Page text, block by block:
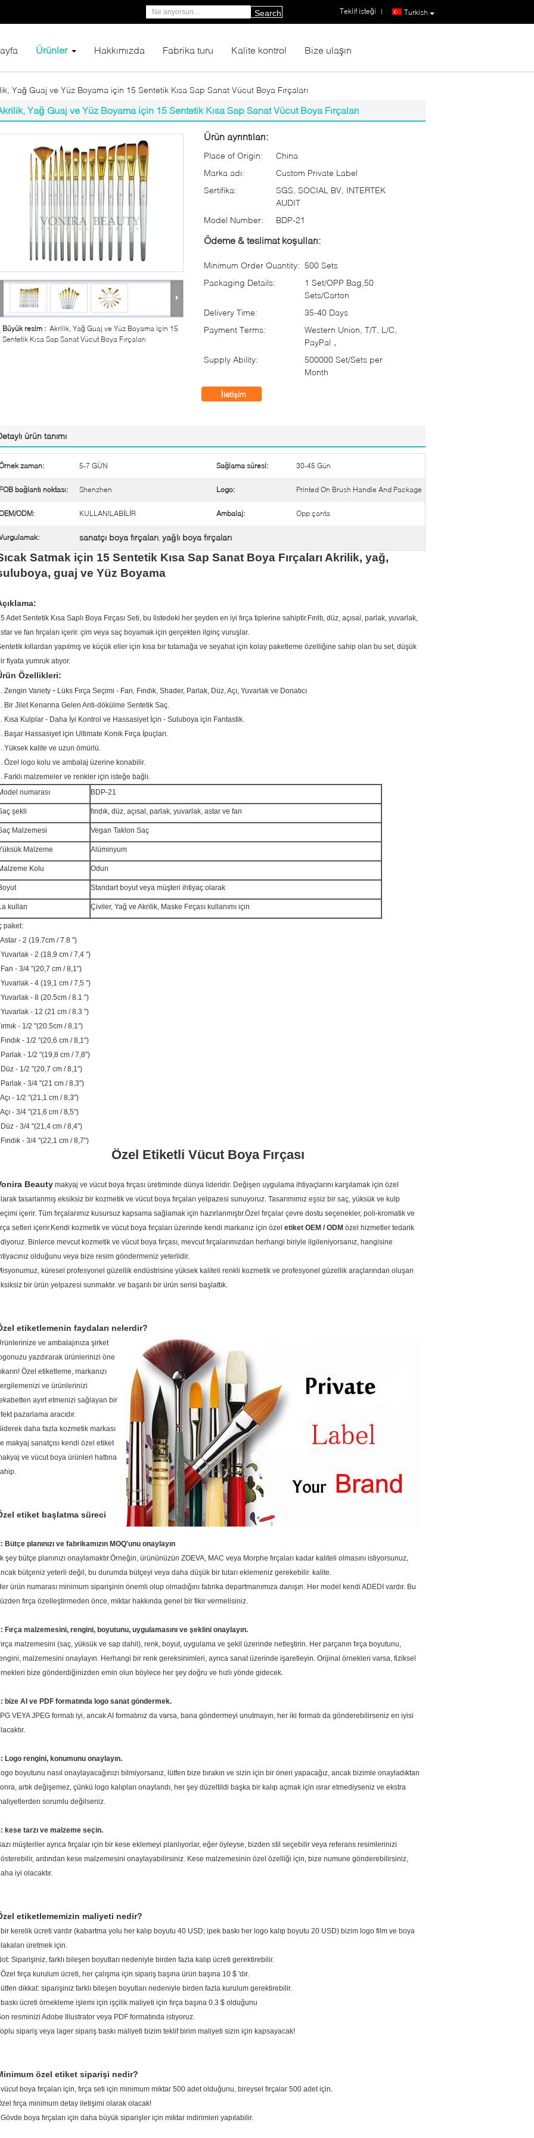
Turkish
Teklif isteği |
Search
Ürünler Hakkımızda Fabrika turu Kalite kontrol Bize ulaşın
Yağ Guaj ve Yüz Boyama için 15 Sentetik Kısa Sap Sanat Vücut Boya Fırçaları
Yağ Guaj ve Yüz Boyama için 15 Sentetik Kısa Sap Sanat Vücut Boya Fırçaları
Büyük resim : Akrilik, Yağ Guaj ve Yüz Boyama için 15
Sentetik Kısa Sap Sanat Vücut Boya Fırçaları
Ürün ayrıntıları:
Place of Origin:
China
Marka adı:
Custom Private Label
Sertifika:
SGS, SOCIAL BV, INTERTEK
AUDIT
Model Number:
BDP-21
Ödeme & teslimat koşulları:
Minimum Order Quantity: 500 Sets
Packaging Details:
1 Set/OPP Bag,50
Sets/Carton
Delivery Time:
35-40 Days
Payment Terms:
Western Union, T/T, L/C,
PayPal，
Supply Ability:
500000 Set/Sets per
Month
İletişim
ürün tanımı
zaman: 5-7 GÜN Sağlama süresi: 30-45 Gün
FOB bağlantı noktası: Shenzhen Logo: Printed On Brush Handle And Package
ODM: KULLANILABİLİR Ambalaj: Opp çanta
sanatçı boya fırçaları, yağlı boya fırçaları
Satmak için 15 Sentetik Kısa Sap Sanat Boya Fırçaları Akrilik, yağ,
guaj ve Yüz Boyama
Adet Sentetik Kısa Saplı Boya Fırçası Seti, bu listedeki her şeyden en iyi fırça tiplerine sahiptir.Fırıltı, düz, açısal, parlak, yuvarlak,
ve fan fırçaları içerir. çim veya saç boyamak için gerçekten ilginç vuruşlar.
kıllardan yapılmış ve küçük eller için kısa bir tutamağa ve seyahat için kolay paketleme özelliğine sahip olan bu set, düşük
fiyata yumruk atıyor.
Özellikleri:
Zengin Variety - Lüks Fırça Seçimi - Fan, Fındık, Shader, Parlak, Düz, Açı, Yuvarlak ve Donatıcı
Bir Jilet Kenarına Gelen Anti-dökülme Sentetik Saç.
Kısa Kulplar - Daha İyi Kontrol ve Hassasiyet İçin - Suluboya için Fantastik.
Başar Hassasiyet için Ultimate Konik Fırça İpuçları.
Yüksek kalite ve uzun ömürlü.
Özel logo kolu ve ambalaj üzerine konabilir.
Farklı malzemeler ve renkler için isteğe bağlı.
numarası
BDP-21
şekli fındık, düz, açısal, parlak, yuvarlak, astar ve fan
Malzemesi Vegan Taklon Saç
Malzeme Alüminyum
Kolu Odun
Standart boyut veya müşteri ihtiyaç olarak
kullan Çiviler, Yağ ve Akrilik, Maske Fırçası kullanımı için
paket:
- 2 (19.7cm / 7.8 ")
- 2 (18,9 cm / 7,4 ")
- 3/4 "(20,7 cm / 8,1")
- 4 (19,1 cm / 7,5 ")
- 8 (20.5cm / 8.1 ")
- 12 (21 cm / 8.3 ")
- 1/2 "(20.5cm / 8.1")
- 1/2 "(20,6 cm / 8,1")
- 1/2 "(19,8 cm / 7,8")
- 1/2 "(20,7 cm / 8,1")
- 3/4 "(21 cm / 8,3")
- 1/2 "(21,1 cm / 8,3")
- 3/4 "(21,6 cm / 8,5")
- 3/4 "(21,4 cm / 8,4")
- 3/4 "(22,1 cm / 8,7")
Özel Etiketli Vücut Boya Fırçası
Beauty makyaj ve vücut boya fırçası üretiminde dünya lideridir. Değişen uygulama ihtiyaçlarını karşılamak için özel
tasarlanmış eksiksiz bir kozmetik ve vücut boya fırçaları yelpazesi sunuyoruz. Tasarımımız eşsiz bir saç, yüksük ve kulp
içerir. Tüm fırçalarımız kusursuz kapsama sağlamak için hazırlanmıştır.Özel fırçalar çevre dostu seçenekler, poli-kromatik ve
setleri içerir.Kendi kozmetik ve vücut boya fırçaları üzerinde kendi markanız için özel etiket OEM / ODM özel hizmetler tedarik
Binlerce mevcut kozmetik ve vücut boya fırçası, mevcut fırçalarımızdan herhangi biriyle ilgileniyorsanız, hangisine
olduğunu veya bize resim göndermeniz yeterlidir.
küresel profesyonel güzellik endüstrisine yüksek kaliteli renkli kozmetik ve profesyonel güzellik araçlarından oluşan
bir ürün yelpazesi sunmaktır. ve başarılı bir ürün serisi başlattık.
etiketlemenin faydaları nelerdir?
ve ambalajınıza şirket
yazdırarak ürünlerinizi öne
Özel etiketleme, markanızı
ve ürünlerinizi
ayırt etmenizi sağlayan bir
pazarlama aracıdır.
daha fazla kozmetik markası
makyaj sanatçısı kendi özel etiket
ve vücut boya ürünleri hattına
etiket başlatma süreci
Bütçe planınızı ve fabrikamızın MOQ'unu onaylayın
İlk şey bütçe planınızı onaylamaktır.Örneğin, ürününüzün ZOEVA, MAC veya Morphe fırçaları kadar kaliteli olmasını istiyorsunuz,
bütçeniz yeterli değil, bu durumda bütçeyi veya daha düşük bir tutarı eklemeniz gerekebilir. kalite.
ürün numarası minimum siparişinin önemli olup olmadığını fabrika departmanımıza danışın. Her model kendi ADEDI vardır. Bu
fırça özelleştirmeden önce, miktar hakkında genel bir fikir vermelisiniz.
Fırça malzemesini, rengini, boyutunu, uygulamasını ve şeklini onaylayın.
malzemesini (saç, yüksük ve sap dahil), renk, boyut, uygulama ve şekil üzerinde netleştirin. Her parçanın fırça boyutunu,
malzemesini onaylayın. Herhangi bir renk gereksinimleri, ayrıca sanat üzerinde işaretleyin. Orijinal örnekleri varsa, fiziksel
bize gönderdiğinizden emin olun böylece her şey doğru ve hızlı yönde gidecek.
bize AI ve PDF formatında logo sanat göndermek.
VEYA JPEG formatı iyi, ancak AI formatınız da varsa, bana göndermeyi unutmayın, her iki formatı da gönderebilirseniz en iyisi
Logo rengini, konumunu onaylayın.
boyutunu nasıl onaylayacağınızı bilmiyorsanız, lütfen bize bırakın ve sizin için bir öneri yapacağız, ancak bizimle onayladıktan
artık değişemez, çünkü logo kalıpları onaylandı, her şey düzeltildi başka bir kalıp açmak için ısrar etmediyseniz ve ekstra
sorumlu değilseniz.
kese tarzı ve malzeme seçin.
müşteriler ayrıca fırçalar için bir kese eklemeyi planlıyorlar, eğer öyleyse, bizden stil seçebilir veya referans resimlerinizi
ardından kese malzemesini onaylayabilirsiniz. Kese malzemesinin özel özelliği için, bize numune gönderebilirsiniz,
iyi olacaktır.
etiketlememizin maliyeti nedir?
bir kerelik ücreti vardır (kabartma yolu her kalıp boyutu 40 USD; ipek baskı her logo kalıp boyutu 20 USD) bizim logo film ve boya
üretmek için.
Siparişiniz, farklı bileşen boyutları nedeniyle birden fazla kalıp ücreti gerektirebilir.
Özel fırça kurulum ücreti, her çalışma için sipariş başına ürün başına 10 $ 'dır.
dikkat: siparişiniz farklı bileşen boyutları nedeniyle birden fazla kurulum gerektirebilir.
baskı ücreti örnekleme işlemi için işçilik maliyeti için fırça başına 0.3 $ olduğunu
resminizi Adobe Illustrator veya PDF formatında istiyoruz.
sipariş veya lager sipariş baskı maliyeti bizim teklif birim maliyeti sizin için kapsayacak!
özel etiket siparişi nedir?
vücut boya fırçaları için, fırça seti için minimum miktar 500 adet olduğunu, bireysel fırçalar 500 adet için.
fırça minimum detay iletişimi olarak olacak!
Gövde boya fırçaları için daha büyük siparişler için miktar indirimleri yapılabilir.